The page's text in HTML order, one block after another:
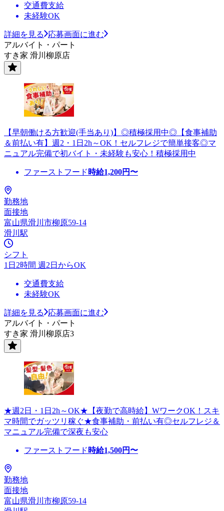
交通費支給
未経験OK
詳細を見る
応募画面に進む
アルバイト・パート
すき家 滑川柳原店
【早朝働ける方歓迎(手当あり)】◎積極採用中◎【食事補助
＆前払い有】週2・1日2h～OK！セルフレジで簡単接客◎マ
ニュアル完備で初バイト・未経験も安心！積極採用中
ファーストフード 時給1,200円〜
勤務地
面接地
富山県滑川市柳原59-14
滑川駅
シフト
1日2時間 週2日からOK
交通費支給
未経験OK
詳細を見る
応募画面に進む
アルバイト・パート
すき家 滑川柳原店3
★週2日・1日2h～OK★【夜勤で高時給】WワークOK！スキ
マ時間でガッツリ稼ぐ★食事補助・前払い有◎セルフレジ＆
マニュアル完備で深夜も安心
ファーストフード 時給1,500円〜
勤務地
面接地
富山県滑川市柳原59-14